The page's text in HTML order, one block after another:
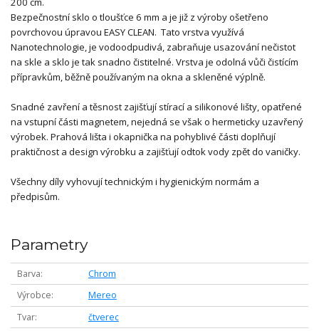
Bezpečnostní sklo o tloušťce 6 mm a je již z výroby ošetřeno
povrchovou úpravou EASY CLEAN. Tato vrstva využívá
Nanotechnologie, je vodoodpudivá, zabraňuje usazování nečistot
na skle a sklo je tak snadno čistitelné. Vrstva je odolná vůči čistícím
přípravkům, běžně používaným na okna a skleněné výplně.
Snadné zavření a těsnost zajišťují stírací a silikonové lišty, opatřené
na vstupní části magnetem, nejedná se však o hermeticky uzavřený
výrobek. Prahová lišta i okapnička na pohyblivé části doplňují
praktičnost a design výrobku a zajišťují odtok vody zpět do vaničky.
Všechny díly vyhovují technickým i hygienickým normám a
předpisům.
Parametry
Barva
Chrom
Výrobce
Mereo
Tvar
čtverec